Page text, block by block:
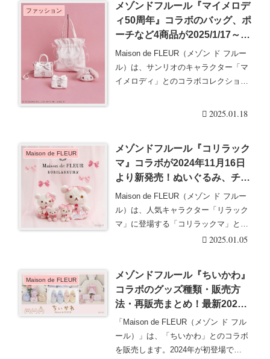
ファッション
メゾンドフルール『マイメロデ
ィ50周年』コラボのバッグ、ポ
ーチなど4商品が2025/1/17～新
発売！販売方法、種類、口コ
ミ！取扱店舗はどこ？再販売
は？
Maison de FLEUR（メゾン ド フルー
ル）は、サンリオのキャラクター「マ
イメロディ」とのコラボコレクション
2025.01.18
Maison de FLEUR
メゾンドフルール『コリラック
マ』コラボが2024年11月16日
より新発売！ぬいぐるみ、チャ
ームなどのグッズも！口コミ、
売り切れ、販売状況まとめ！
Maison de FLEUR（メゾン ド フルー
ル）は、人気キャラクター「リラック
マ」に登場する「コリラックマ」との
2025.01.05
Maison de FLEUR
メゾンドフルール『ちいかわ』
コラボのグッズ種類・販売方
法・再販売まとめ！最新2024
年9月にポーチ、バッグ、巾
着、タオルなども！取扱店舗は
どこ？オンラインは何時？売り
「Maison de FLEUR（メゾン ド フル
ール）」は、「ちいかわ」とのコラボ
を販売します。2024年が初登場で